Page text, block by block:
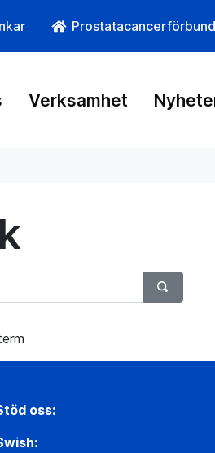
Verksamhet
oss: